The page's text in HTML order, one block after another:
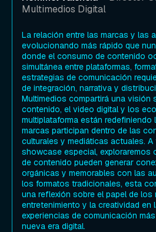
Multimedios Digital
La relación entre las marcas y las
evolucionando más rápido que
donde el consumo de contenido
simultánea entre plataformas,
estrategias de comunicación
de integración, narrativa y
Multimedios compartirá una visión
contenido, el video digital y los
multiplataforma están redefiniendo
marcas participan dentro de las
culturales y mediáticas actuales. A
showcase especial, exploraremos
de contenido pueden generar
orgánicas y memorables con las
los formatos tradicionales, esta
una reflexión sobre el papel de los
entretenimiento y la creatividad
experiencias de comunicación
nueva era digital.